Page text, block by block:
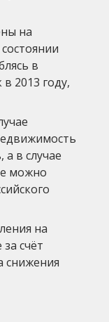
на
в
2013 году,
а в случае
можно
на
счёт
снижения